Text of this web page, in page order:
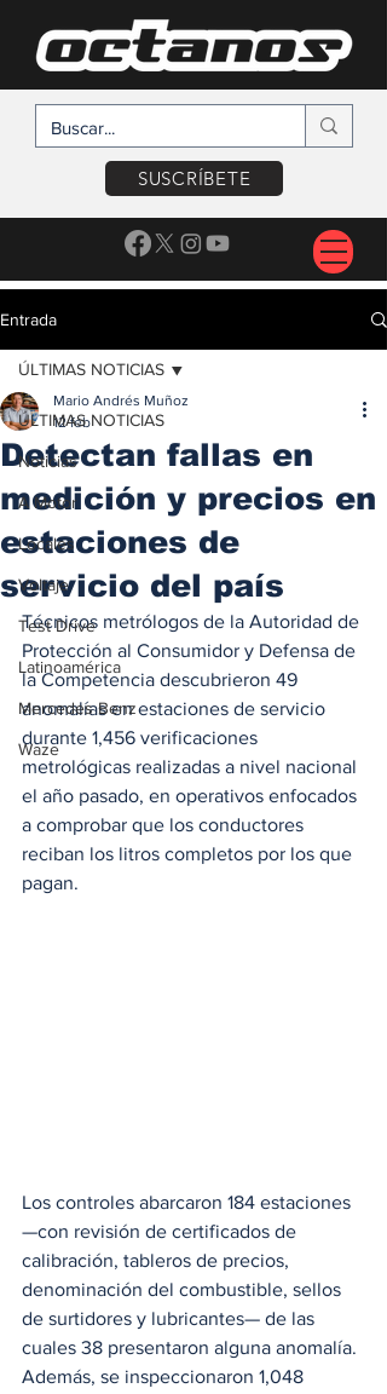
SUSCRÍBETE
Entrada
ÚLTIMAS NOTICIAS
Noticias
A Motor
Locales
Voltaje
Test Drive
Latinoamérica
Mercedes Benz
Waze
ÚLTIMAS NOTICIAS
Detectan fallas en
medición y precios en
estaciones de
servicio del país
Mario Andrés Muñoz
12 feb
Técnicos metrólogos de la Autoridad de
Protección al Consumidor y Defensa de
la Competencia descubrieron 49
anomalías en estaciones de servicio
durante 1,456 verificaciones
metrológicas realizadas a nivel nacional
el año pasado, en operativos enfocados
a comprobar que los conductores
reciban los litros completos por los que
pagan.
Los controles abarcaron 184 estaciones
—con revisión de certificados de
calibración, tableros de precios,
denominación del combustible, sellos
de surtidores y lubricantes— de las
cuales 38 presentaron alguna anomalía.
Además, se inspeccionaron 1,048